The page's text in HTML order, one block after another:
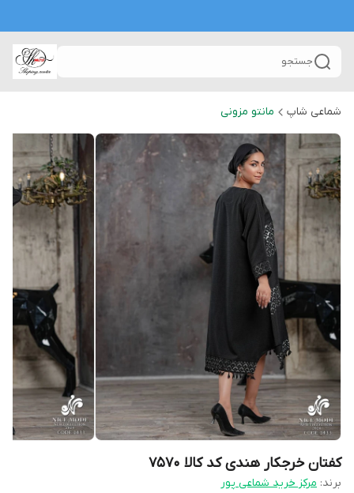
جستجو
شماعی شاپ مانتو مزونی
کفتان خرجکار هندی کد کالا ۷۵۷۰
برند: مرکز خرید شماعی پور